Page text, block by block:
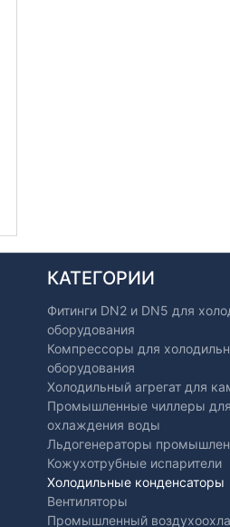
КАТЕГОРИИ
Фитинги DN2 и DN5 для
оборудования
Компрессоры для
оборудования
Холодильный агрегат для
Промышленные чиллеры для
охлаждения воды
Льдогенераторы
Кожухотрубные испарители
Холодильные конденсаторы
Вентиляторы
Промышленный